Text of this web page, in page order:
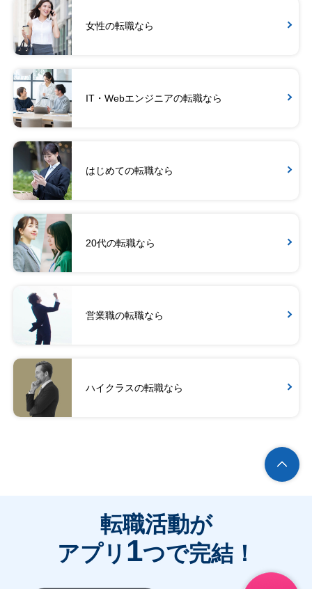
女性の転職なら
IT・Webエンジニアの転職なら
はじめての転職なら
20代の転職なら
営業職の転職なら
ハイクラスの転職なら
転職活動が
アプリ 1つで完結！